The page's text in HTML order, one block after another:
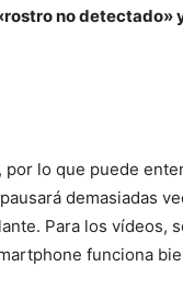
no detectado»
lo que puede
demasiadas
Para los vídeos,
funciona